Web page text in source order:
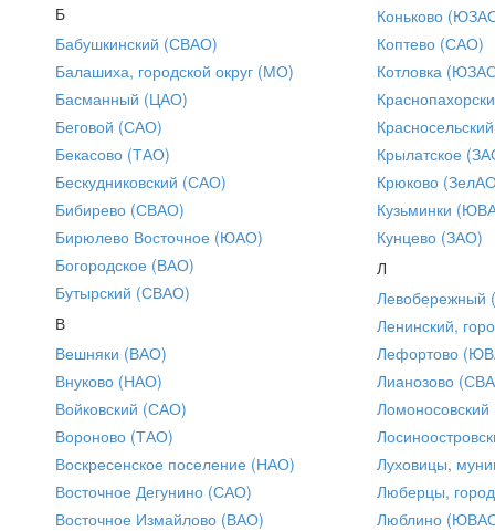
Б
Бабушкинский (СВАО)
Балашиха, городской округ (МО)
Басманный (ЦАО)
Беговой (САО)
Бекасово (ТАО)
Бескудниковский (САО)
Бибирево (СВАО)
Бирюлево Восточное (ЮАО)
Богородское (ВАО)
Бутырский (СВАО)
В
Вешняки (ВАО)
Внуково (НАО)
Войковский (САО)
Вороново (ТАО)
Воскресенское поселение (НАО)
Восточное Дегунино (САО)
Восточное Измайлово (ВАО)
Коньково
Коптево (САО)
Котловка
Крылатское
Крюково
Кузьминки
Кунцево (ЗАО)
Л
Ленинский,
Лефортово
Лианозово
Луховицы,
Люберцы,
Люблино